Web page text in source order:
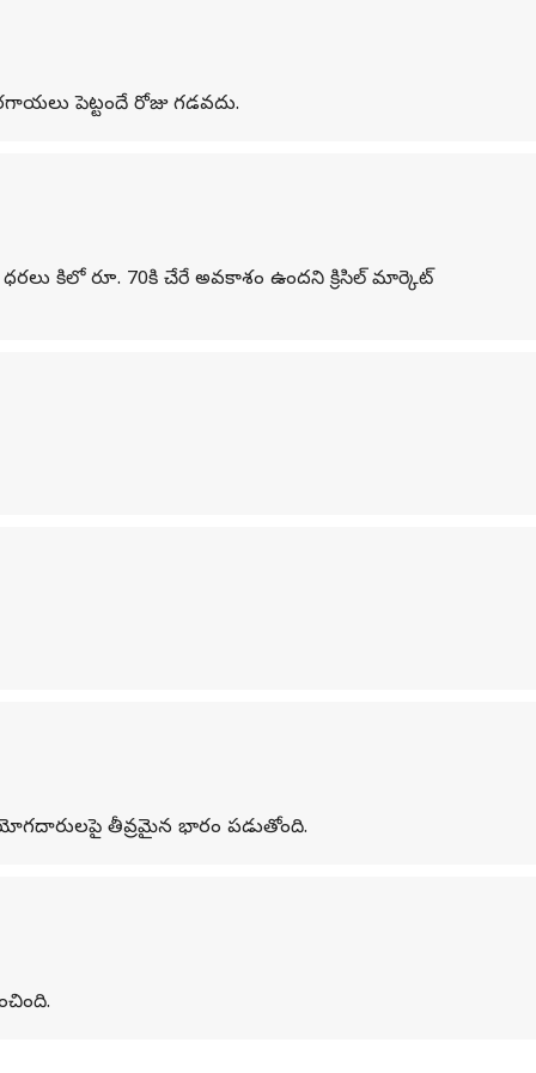
పెట్టందే రోజు గడవదు.
కిలో రూ. 70కి చేరే అవకాశం ఉందని క్రిసిల్ మార్కెట్
తీవ్రమైన భారం పడుతోంది.